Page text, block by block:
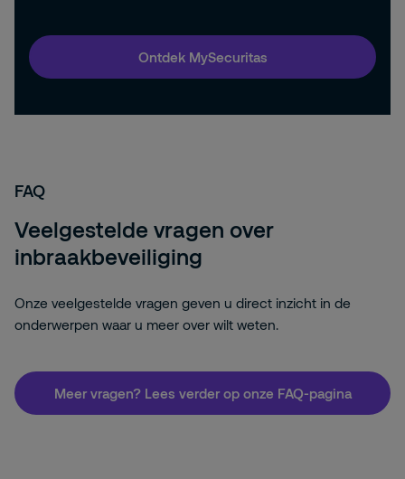
Ontdek MySecuritas
FAQ
Veelgestelde vragen over
inbraakbeveiliging
Onze veelgestelde vragen geven u direct inzicht in de
onderwerpen waar u meer over wilt weten.
Meer vragen? Lees verder op onze FAQ-pagina